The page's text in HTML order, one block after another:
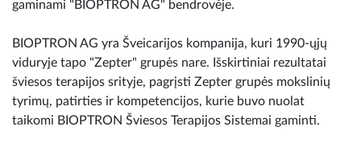
gaminami "BIOPTRON AG" bendrovėje.
BIOPTRON AG yra Šveicarijos kompanija, kuri 1990-ųjų
viduryje tapo "Zepter" grupės nare. Išskirtiniai rezultatai
šviesos terapijos srityje, pagrįsti Zepter grupės mokslinių
tyrimų, patirties ir kompetencijos, kurie buvo nuolat
taikomi BIOPTRON Šviesos Terapijos Sistemai gaminti.